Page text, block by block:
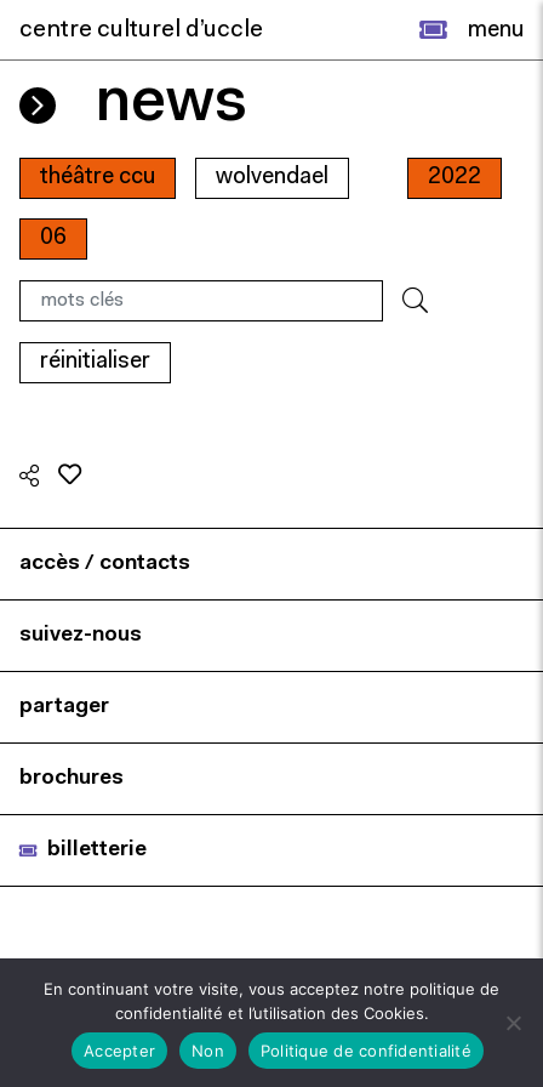
centre culturel d’uccle menu
news
théâtre ccu wolvendael 2022
06
réinitialiser
accès / contacts
suivez-nous
partager
brochures
billetterie
En continuant votre visite, vous acceptez notre politique de
confidentialité et l’utilisation des Cookies.
Accepter
Non Politique de confidentialité